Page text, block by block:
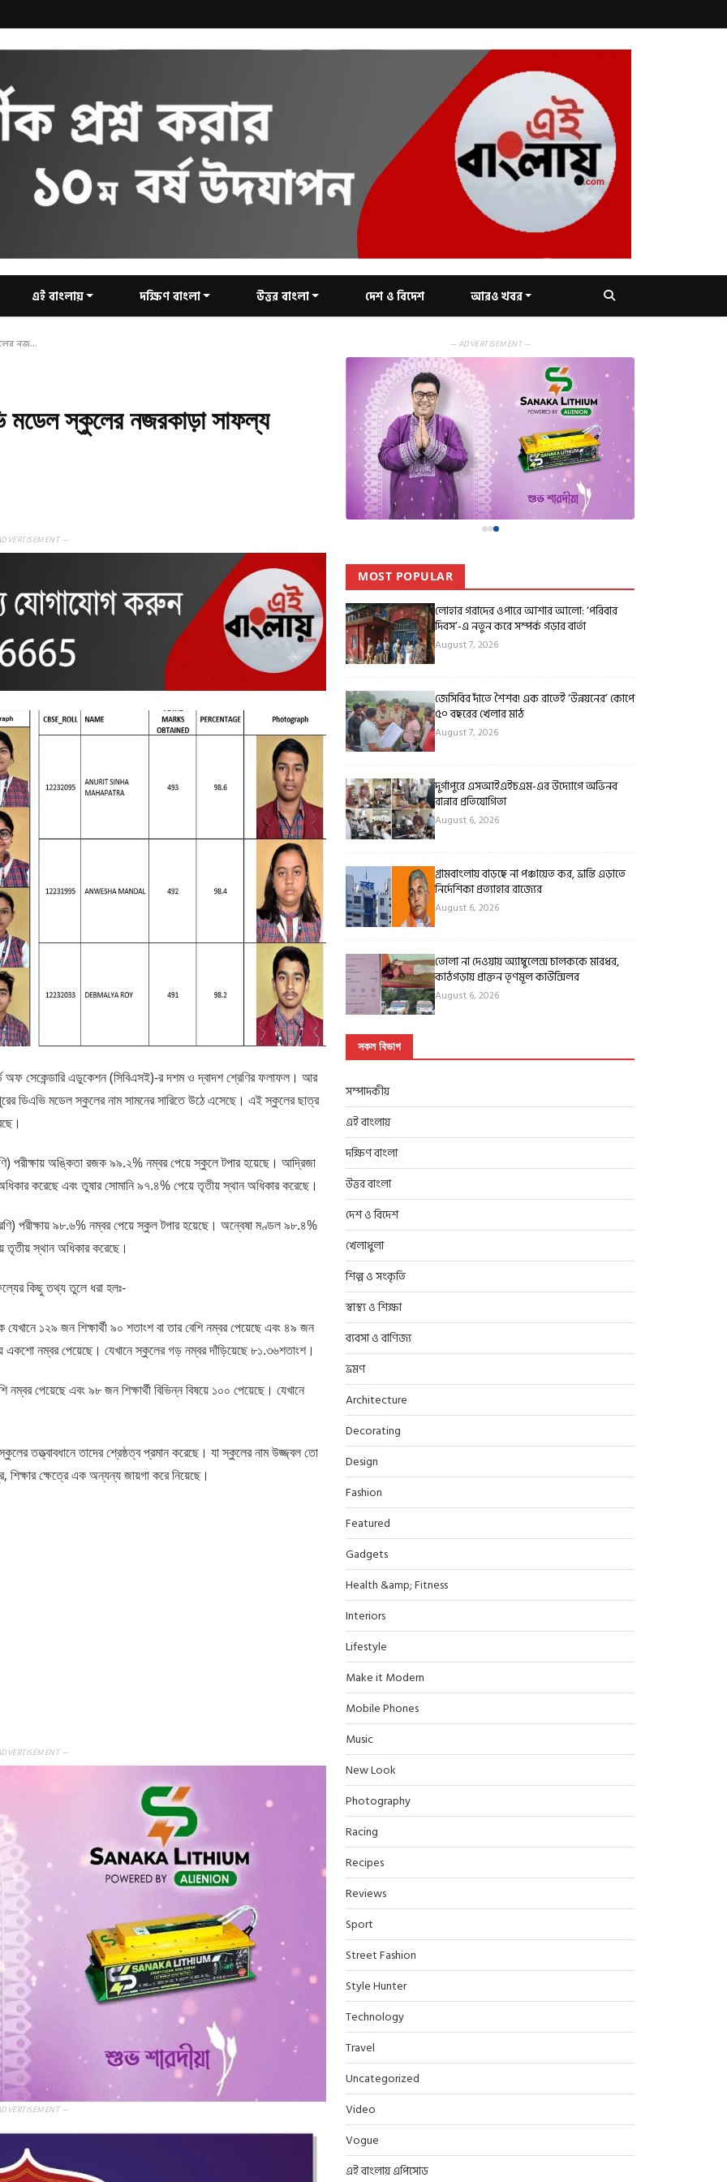
এই বাংলায় দক্ষিণ বাংলা উত্তর বাংলা দেশ ও বিদেশ আরও খবর
নজ...
স্কুলের নজরকাড়া সাফল্য
—
অফ সেকেন্ডারি এডুকেশন (সিবিএসই)-র দশম ও দ্বাদশ শ্রেণির ফলাফল। আর
ডিএভি মডেল স্কুলের নাম সামনের সারিতে উঠে এসেছে। এই স্কুলের ছাত্র
পরীক্ষায় অঙ্কিতা রজক ৯৯.২% নম্বর পেয়ে স্কুলে টপার হয়েছে। আদ্রিজা
করেছে এবং তুষার সোমানি ৯৭.৪% পেয়ে তৃতীয় স্থান অধিকার করেছে।
পরীক্ষায় ৯৮.৬% নম্বর পেয়ে স্কুল টপার হয়েছে। অন্বেষা মণ্ডল ৯৮.৪%
তৃতীয় স্থান অধিকার করেছে।
কিছু তথ্য তুলে ধরা হলঃ-
১২৯ জন শিক্ষার্থী ৯০ শতাংশ বা তার বেশি নম্বর পেয়েছে এবং ৪৯ জন
একশো নম্বর পেয়েছে। যেখানে স্কুলের গড় নম্বর দাঁড়িয়েছে ৮১.৩৬শতাংশ।
পেয়েছে এবং ৯৮ জন শিক্ষার্থী বিভিন্ন বিষয়ে ১০০ পেয়েছে। যেখানে
তত্ত্বাবধানে তাদের শ্রেষ্ঠত্ব প্রমান করেছে। যা স্কুলের নাম উজ্জ্বল তো
ক্ষেত্রে এক অন্যন্য জায়গা করে নিয়েছে।
—
—
— ADVERTISEMENT —
MOST POPULAR
লোহার গরাদের ওপারে আশার আলো: ‘পরিবার
দিবস’-এ নতুন করে সম্পর্ক গড়ার বার্তা
August 7, 2026
জেসিবির দাঁতে শৈশব! এক রাতেই ‘উন্নয়নের’ কোপে
৫০ বছরের খেলার মাঠ
August 7, 2026
দুর্গাপুরে এসআইএইচএম-এর উদ্যোগে অভিনব
রান্নার প্রতিযোগিতা
August 6, 2026
গ্রামবাংলায় বাড়ছে না পঞ্চায়েত কর, ভ্রান্তি এড়াতে
নির্দেশিকা প্রত্যাহার রাজ্যের
August 6, 2026
তোলা না দেওয়ায় অ্যাম্বুলেন্স চালককে মারধর,
কাঠগড়ায় প্রাক্তন তৃণমূল কাউন্সিলর
August 6, 2026
সকল বিভাগ
সম্পাদকীয়
এই বাংলায়
দক্ষিণ বাংলা
উত্তর বাংলা
দেশ ও বিদেশ
খেলাধুলা
শিল্প ও সংকৃতি
স্বাস্থ্য ও শিক্ষা
ব্যবসা ও বাণিজ্য
ভ্রমণ
Architecture
Decorating
Design
Fashion
Featured
Gadgets
Health &amp; Fitness
Interiors
Lifestyle
Make it Modern
Mobile Phones
Music
New Look
Photography
Racing
Recipes
Reviews
Sport
Street Fashion
Style Hunter
Technology
Travel
Uncategorized
Video
Vogue
এই বাংলায় এপিসোড